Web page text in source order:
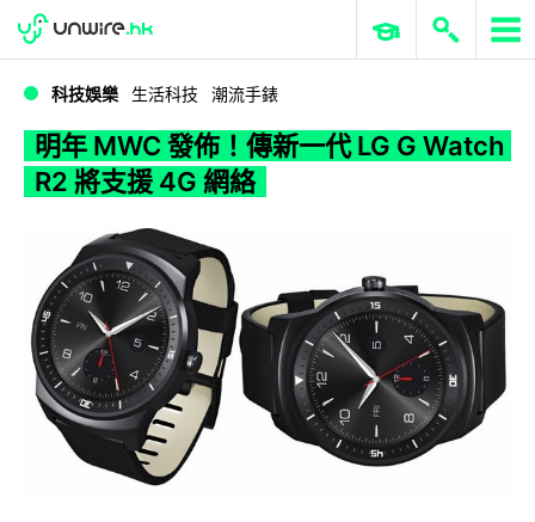
WWDC 2026 ERP 與商業 AI
科技娛樂 生活科技 潮流手錶
明年 MWC 發佈！傳新一代 LG G Watch
R2 將支援 4G 網絡